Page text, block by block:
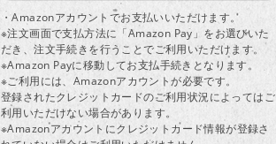
・Amazonアカウントでお支払いいただけます。
※注文画面で支払方法に「Amazon Pay」をお選びいた
だき、注文手続きを行うことでご利用いただけます。
※Amazon Payに移動してお支払手続きとなります。
※ご利用には、Amazonアカウントが必要です。
登録されたクレジットカードのご利用状況によってはご
利用いただけない場合があります。
※Amazonアカウントにクレジットカード情報が登録さ